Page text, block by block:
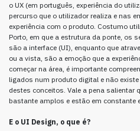
o UX (em português, experiência do
percurso que o utilizador realiza e nas
experiência com o produto. Costumo
Porto, em que a estrutura da ponte, os
são a interface (UI), enquanto que
ou a vista, são a emoção que a
começar na área, é importante
ligados num produto digital e não
destes conceitos. Vale a pena salientar
bastante amplos e estão em constante
E o UI Design, o que é?